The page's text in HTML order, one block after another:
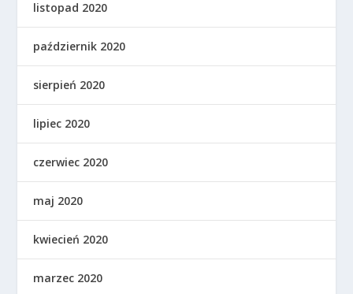
listopad 2020
październik 2020
sierpień 2020
lipiec 2020
czerwiec 2020
maj 2020
kwiecień 2020
marzec 2020